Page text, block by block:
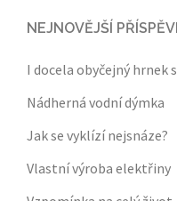
NEJNOVĚJŠÍ
I docela obyčejný hrnek
Nádherná vodní dýmka
Jak se vyklízí nejsnáze?
Vlastní výroba elektřiny